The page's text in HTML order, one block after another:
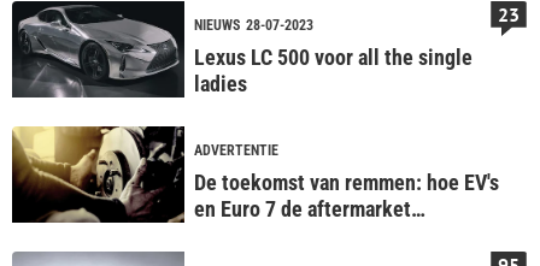
NIEUWS 28-07-2023
Lexus LC 500 voor all the single
ladies
23
ADVERTENTIE
De toekomst van remmen: hoe EV's
en Euro 7 de aftermarket